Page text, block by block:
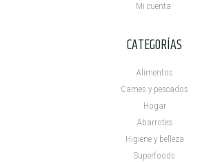
Mi cuenta ​
CATEGORÍAS
Alimentos
Carnes y pescados
Hogar
Abarrotes
Higiene y belleza
Superfoods